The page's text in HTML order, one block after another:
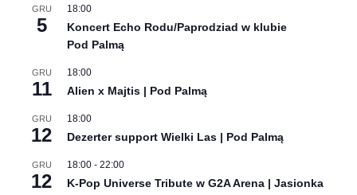
GRU
5
18:00
Koncert Echo Rodu/Paprodziad w klubie
Pod Palmą
GRU
11
18:00
Alien x Majtis | Pod Palmą
GRU
12
18:00
Dezerter support Wielki Las | Pod Palmą
GRU
12
18:00 - 22:00
K-Pop Universe Tribute w G2A Arena | Jasionka